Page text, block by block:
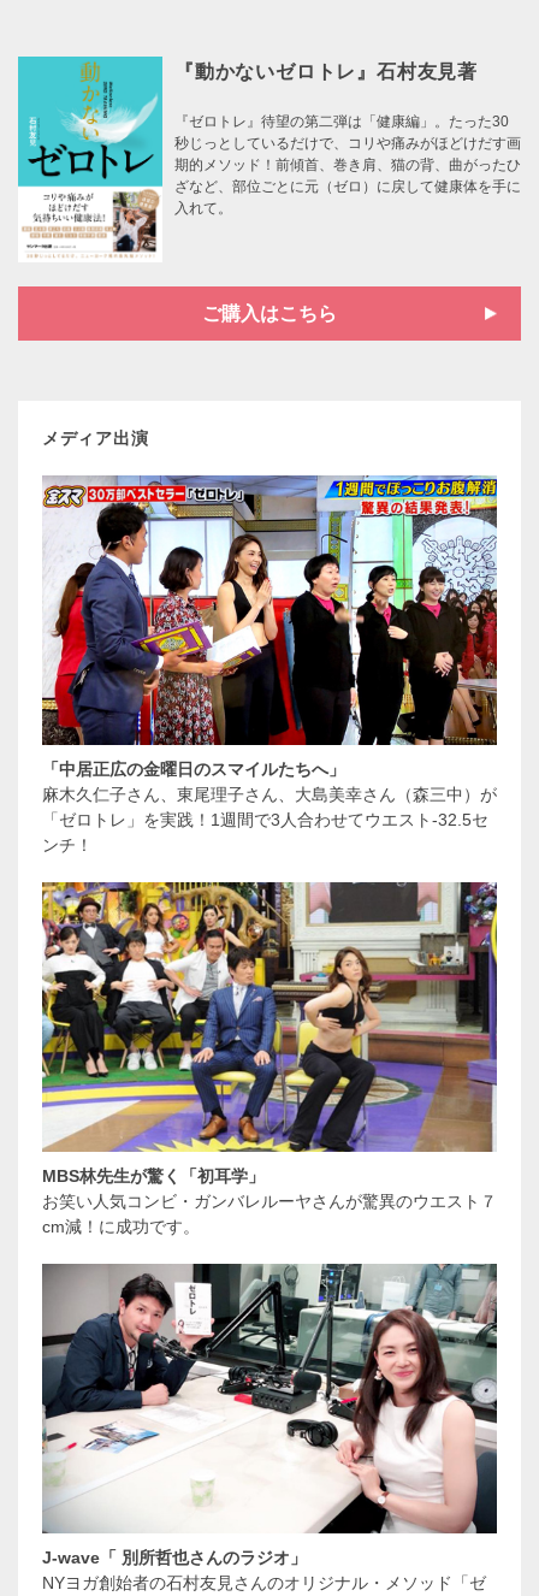
『動かないゼロトレ』石村友見著
『ゼロトレ』待望の第二弾は「健康編」。たった30
秒じっとしているだけで、コリや痛みがほどけだす画
期的メソッド！前傾首、巻き肩、猫の背、曲がったひ
ざなど、部位ごとに元（ゼロ）に戻して健康体を手に
入れて。
ご購入はこちら
メディア出演
「中居正広の金曜日のスマイルたちへ」
麻木久仁子さん、東尾理子さん、大島美幸さん（森三中）が
「ゼロトレ」を実践！1週間で3人合わせてウエスト-32.5セ
ンチ！
MBS林先生が驚く「初耳学」
お笑い人気コンビ・ガンバレルーヤさんが驚異のウエスト７
cm減！に成功です。
J-wave「 別所哲也さんのラジオ」
NYヨガ創始者の石村友見さんのオリジナル・メソッド「ゼ